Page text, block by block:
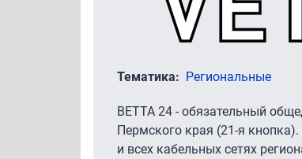
Тематика Региональные
ВЕТТА 24 - обязательный
Пермского края (21-я
и всех кабельных сетях